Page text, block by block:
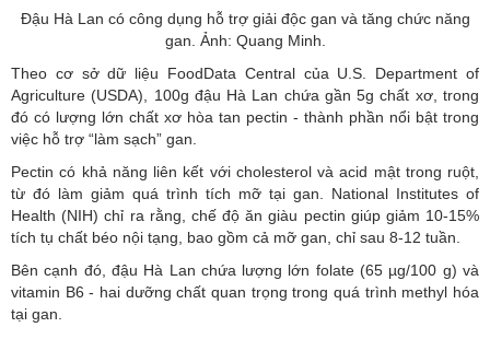
Đậu Hà Lan có công dụng hỗ trợ giải độc gan và tăng chức năng
gan. Ảnh: Quang Minh.
Theo cơ sở dữ liệu FoodData Central của U.S. Department of
Agriculture (USDA), 100g đậu Hà Lan chứa gần 5g chất xơ, trong
đó có lượng lớn chất xơ hòa tan pectin - thành phần nổi bật trong
việc hỗ trợ “làm sạch” gan.
Pectin có khả năng liên kết với cholesterol và acid mật trong ruột,
từ đó làm giảm quá trình tích mỡ tại gan. National Institutes of
Health (NIH) chỉ ra rằng, chế độ ăn giàu pectin giúp giảm 10-15%
tích tụ chất béo nội tạng, bao gồm cả mỡ gan, chỉ sau 8-12 tuần.
Bên cạnh đó, đậu Hà Lan chứa lượng lớn folate (65 µg/100 g) và
vitamin B6 - hai dưỡng chất quan trọng trong quá trình methyl hóa
tại gan.